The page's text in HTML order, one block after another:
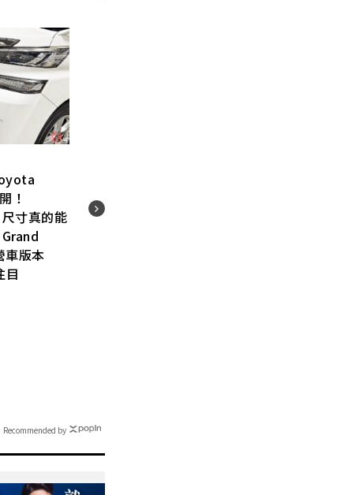
！
寸真的能
版本
目
Recommended by